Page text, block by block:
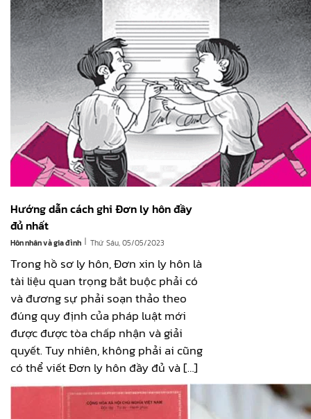
Hướng dẫn cách ghi Đơn ly hôn đầy
đủ nhất
Hôn nhân và gia đình | Thứ Sáu, 05/05/2023
Trong hồ sơ ly hôn, Đơn xin ly hôn là
tài liệu quan trọng bắt buộc phải có
và đương sự phải soạn thảo theo
đúng quy định của pháp luật mới
được được tòa chấp nhận và giải
quyết. Tuy nhiên, không phải ai cũng
có thể viết Đơn ly hôn đầy đủ và […]